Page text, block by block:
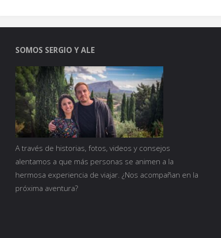
donde
conviven
el
pasado
y
el
presente"
SOMOS SERGIO Y ALE
A través de historias, fotos, videos y consejos
alentamos a que más personas se animen a la
hermosa experiencia de viajar. ¿Nos acompañan en la
próxima aventura?